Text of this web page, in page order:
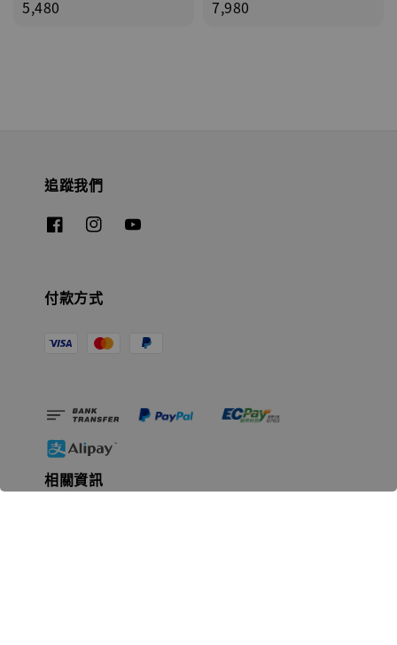
price
5,480
price
7,980
追蹤我們
付款方式
相關資訊